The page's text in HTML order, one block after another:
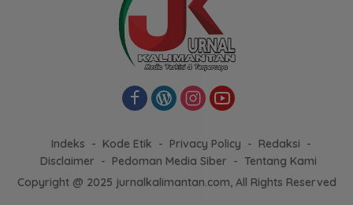
Indeks Kode Etik Privacy Policy
Redaksi
Disclaimer
Pedoman Media Siber
Tentang Kami
Copyright @ 2025 jurnalkalimantan.com, All Rights Reserved